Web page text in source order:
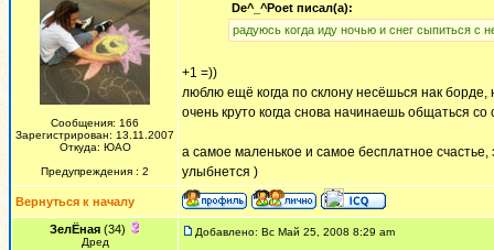
Сообщения: 166
Зарегистрирован: 13.11.2007
Откуда: ЮАО
Предупреждения : 2
De^_^Poet писал(а):
радуюсь когда иду ночью и снег сыпиться с
+1 =))
люблю ещё когда по склону несёшься нак борде,
очень круто когда снова начинаешь общаться
а самое маленькое и самое бесплатное
улыбнется )
Вернуться к началу
ЗелЁная(34)
Дред
Добавлено: Вс Май 25, 2008 8:29 am